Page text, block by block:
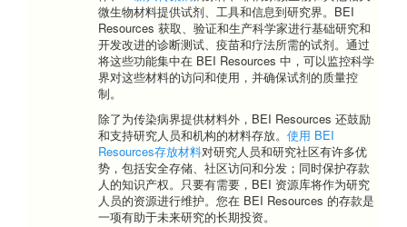
微生物材料提供试剂、工具和信息到研究界。BEI
Resources 获取、验证和生产科学家进行基础研究和
开发改进的诊断测试、疫苗和疗法所需的试剂。通过
将这些功能集中在 BEI Resources 中，可以监控科学
界对这些材料的访问和使用，并确保试剂的质量控
制。
除了为传染病界提供材料外，BEI Resources 还鼓励
和支持研究人员和机构的材料存放。 使用 BEI
Resources存放材料对研究人员和研究社区有许多优
势，包括安全存储、社区访问和分发；同时保护存款
人的知识产权。只要有需要，BEI 资源库将作为研究
人员的资源进行维护。您在 BEI Resources 的存款是
一项有助于未来研究的长期投资。